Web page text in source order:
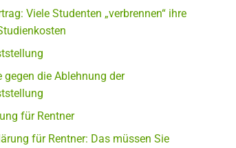
Viele Studenten „verbrennen“ ihre
gegen die Ablehnung der
für Rentner
für Rentner: Das müssen Sie